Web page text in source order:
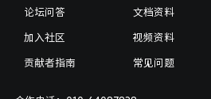
论坛问答
加入社区
贡献者指南
文档资料
视频资料
常见问题